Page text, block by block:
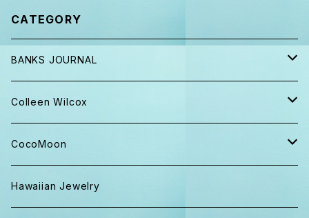
CATEGORY
BANKS JOURNAL
キャップ ニット帽
パンツ
Tシャツ、ロンT
Colleen Wilcox
ポーチ
バッグ
CocoMoon
おくるみ
Hawaiian Jewelry